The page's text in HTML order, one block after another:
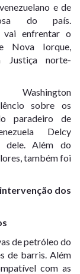
e de
do país.
vai enfrentar o
Nova Iorque,
Justiça norte-
Washington
sobre os
paradeiro de
Delcy
dele. Além do
também foi
dos
de petróleo do
de barris. Além
com as